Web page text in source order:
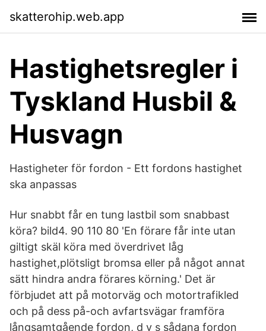
skatterohip.web.app
Hastighetsregler i
Tyskland Husbil &
Husvagn
Hastigheter för fordon - Ett fordons hastighet
ska anpassas
Hur snabbt får en tung lastbil som snabbast
köra? bild4. 90 110 80 'En förare får inte utan
giltigt skäl köra med överdrivet låg
hastighet,plötsligt bromsa eller på något annat
sätt hindra andra förares körning.' Det är
förbjudet att på motorväg och motortrafikled
och på dess på-och avfartsvägar framföra
långsamtgående fordon, d v s sådana fordon